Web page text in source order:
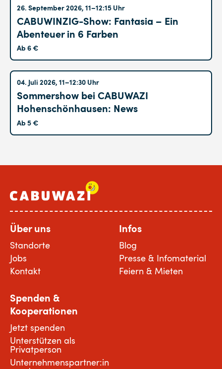
26. September 2026, 11–12:15 Uhr
CABUWINZIG-Show: Fantasia – Ein
Abenteuer in 6 Farben
Ab 6 €
04. Juli 2026, 11–12:30 Uhr
Sommershow bei CABUWAZI
Hohenschönhausen: News
Ab 5 €
Über uns
Standorte
Jobs
Kontakt
Infos
Blog
Presse & Infomaterial
Feiern & Mieten
Spenden &
Kooperationen
Jetzt spenden
Unterstützen als
Privatperson
Unternehmenspartner:in